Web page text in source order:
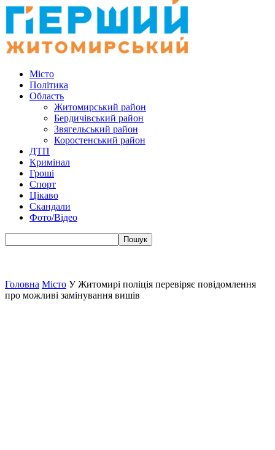
Місто
Політика
Область
Житомирський район
Бердичівський район
Звягельський район
Коростенський район
ДТП
Кримінал
Гроші
Спорт
Цікаво
Скандали
Фото/Відео
Головна Місто У Житомирі поліція перевіряє повідомлення
про можливі замінування вишів